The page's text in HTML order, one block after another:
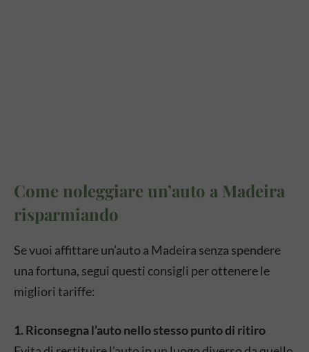
Come noleggiare un’auto a Madeira
risparmiando
Se vuoi affittare un’auto a Madeira senza spendere
una fortuna, segui questi consigli per ottenere le
migliori tariffe:
1. Riconsegna l’auto nello stesso punto di ritiro